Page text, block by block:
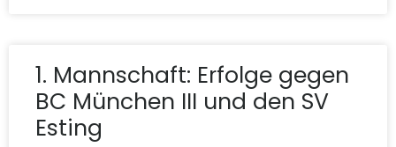
1. Mannschaft: Erfolge gegen
BC München III und den SV
Esting